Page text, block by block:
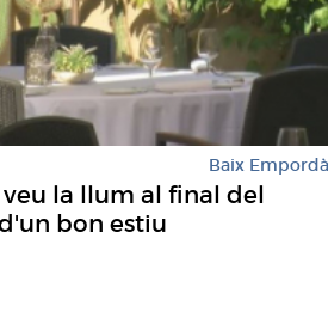
Baix Empordà
la llum al final del
bon estiu